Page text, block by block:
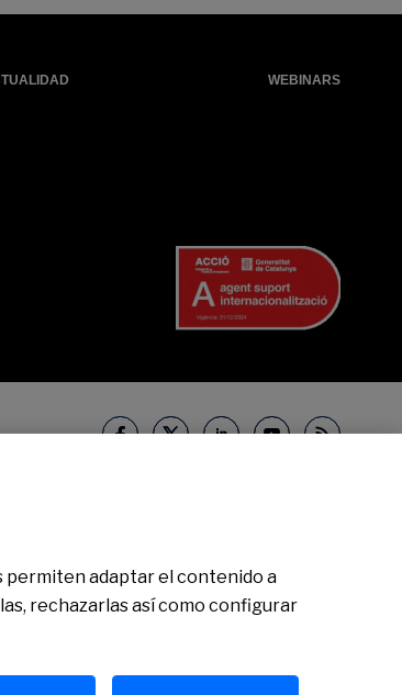
WEBINARS
Hoja B-1561, NIF A08000143. Entidad de crédito
permiten adaptar el contenido a
rechazarlas así como configurar